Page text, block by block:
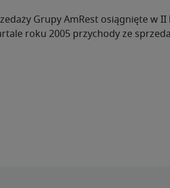
Grupy AmRest osiągnięte w
roku 2005 przychody ze